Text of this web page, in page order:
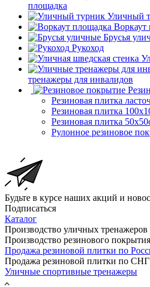
площадка
Уличный
Воркаут
Брусья
Рукоход
тренажеры для инвалидов
Резиновая плитка
Резиновая плитка
Резиновая плитка
Рулонное резиновое
Будьте в курсе наших акций и
Подписаться
Каталог
Производство уличных тренажеров
Производство резинового покрытия
Продажа резиновой плитки по
Продажа резиновой плитки по СНГ
Уличные спортивные тренажеры